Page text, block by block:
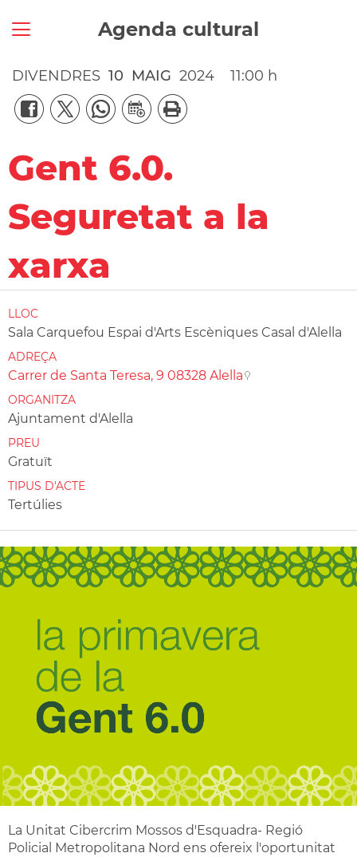
Agenda cultural
DIVENDRES 10 MAIG 2024 11:00 h
Gent 6.0.
Seguretat a la
xarxa
LLOC
Sala Carquefou Espai d'Arts Escèniques Casal d'Alella
ADREÇA
Carrer de Santa Teresa, 9 08328 Alella
ORGANITZA
Ajuntament d'Alella
PREU
Gratuït
TIPUS D'ACTE
Tertúlies
La Unitat Cibercrim Mossos d'Esquadra- Regió
Policial Metropolitana Nord ens ofereix l'oportunitat